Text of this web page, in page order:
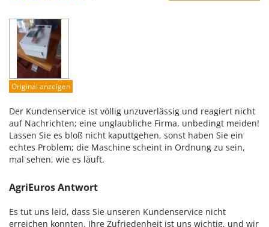
Leistung
Benutzerfreundlichkeit
Qualität / Preis
Schwierigkeitsgrad Zusammenbau
Original anzeigen
Der Kundenservice ist völlig unzuverlässig und reagiert nicht
auf Nachrichten; eine unglaubliche Firma, unbedingt meiden!
Lassen Sie es bloß nicht kaputtgehen, sonst haben Sie ein
echtes Problem; die Maschine scheint in Ordnung zu sein,
mal sehen, wie es läuft.
AgriEuros Antwort
Es tut uns leid, dass Sie unseren Kundenservice nicht
erreichen konnten. Ihre Zufriedenheit ist uns wichtig, und wir